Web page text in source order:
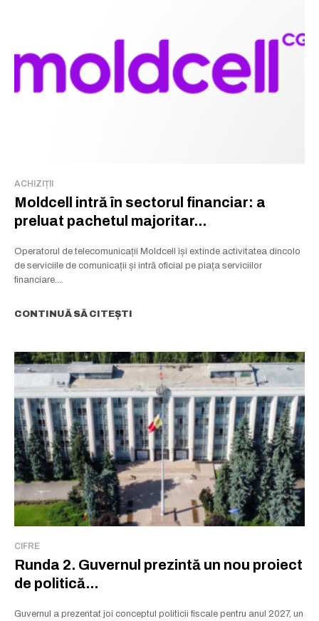
ACHIZIȚII
Moldcell intră în sectorul financiar: a
preluat pachetul majoritar...
Operatorul de telecomunicații Moldcell își extinde activitatea dincolo
de serviciile de comunicații și intră oficial pe piața serviciilor
financiare....
CONTINUĂ SĂ CITEȘTI
CIFRE
Runda 2. Guvernul prezintă un nou proiect
de politică...
Guvernul a prezentat joi conceptul politicii fiscale pentru anul 2027, un